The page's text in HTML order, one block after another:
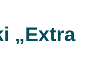
„Extra